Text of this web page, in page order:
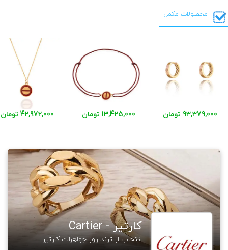
محصولات مکمل
93,379,000 تومان 13,425,000 تومان 42,972,000 تومان
کارتیر - Cartier
انتخاب از ترند روز جواهرات کارتیر